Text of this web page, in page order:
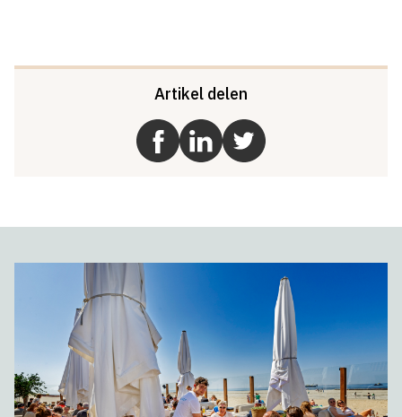
Artikel delen